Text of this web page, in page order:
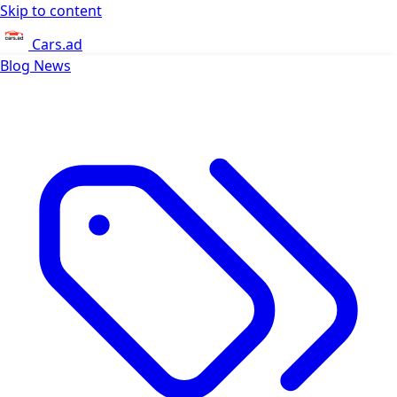
Skip to content
Cars.ad
Blog News